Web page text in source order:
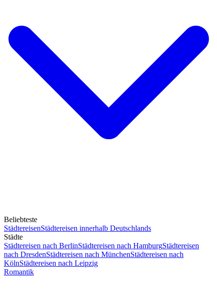
Beliebteste
StädtereisenStädtereisen innerhalb Deutschlands
Städte
Städtereisen nach BerlinStädtereisen nach HamburgStädtereisen
nach DresdenStädtereisen nach MünchenStädtereisen nach
KölnStädtereisen nach Leipzig
Romantik